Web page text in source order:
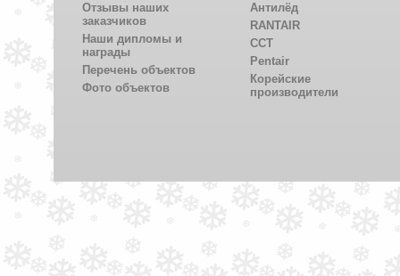
Отзывы наших
заказчиков
Наши дипломы и
награды
Перечень объектов
Фото объектов
Антилёд
RANTAIR
CCT
Pentair
Корейские
производители